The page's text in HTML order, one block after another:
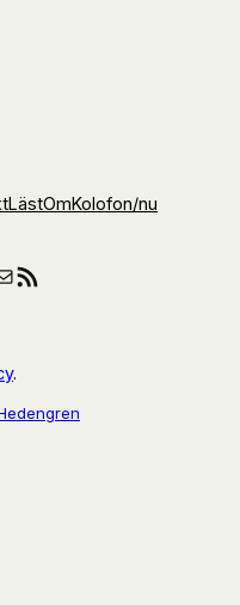
LästOmKolofon/nu
post
RSS-flöde
.